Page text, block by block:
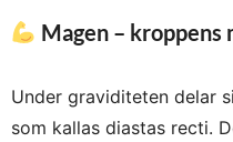
Magen –
Under graviditeten delar
som kallas diastas recti.